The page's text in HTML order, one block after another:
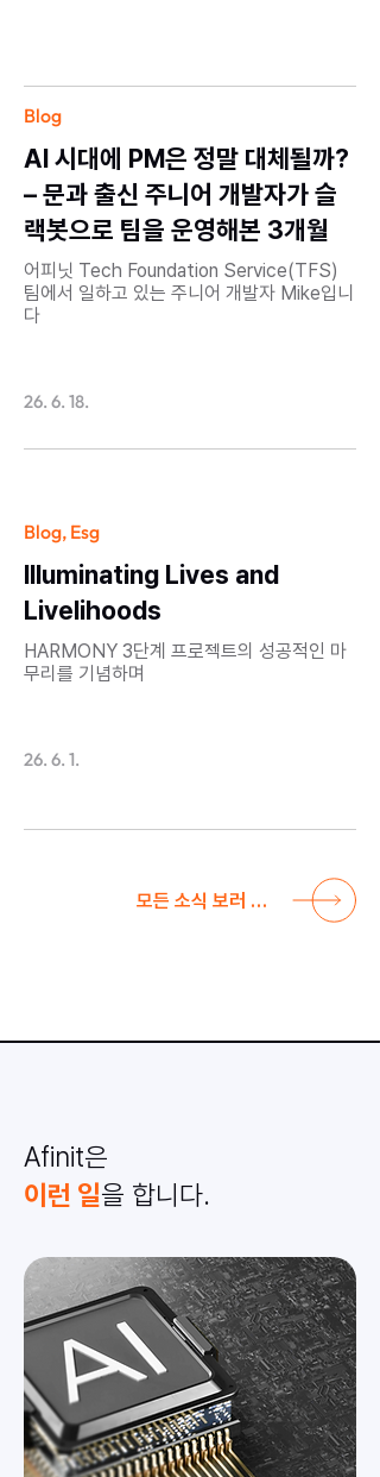
Blog
AI 시대에 PM은 정말 대체될까?
– 문과 출신 주니어 개발자가 슬
랙봇으로 팀을 운영해본 3개월
어피닛 Tech Foundation Service(TFS)
팀에서 일하고 있는 주니어 개발자 Mike입니
다
26. 6. 18.
Blog, Esg
Illuminating Lives and
Livelihoods
HARMONY 3단계 프로젝트의 성공적인 마
무리를 기념하며
26. 6. 1.
모든 소식 보러 가기
Afinit은
이런 일을 합니다.